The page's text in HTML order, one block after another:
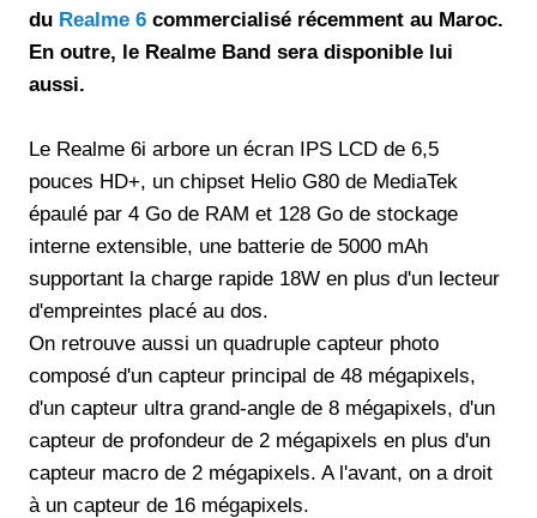
du Realme 6 commercialisé récemment au Maroc.
En outre, le Realme Band sera disponible lui
aussi.
Le Realme 6i arbore un écran IPS LCD de 6,5
pouces HD+, un chipset Helio G80 de MediaTek
épaulé par 4 Go de RAM et 128 Go de stockage
interne extensible, une batterie de 5000 mAh
supportant la charge rapide 18W en plus d'un lecteur
d'empreintes placé au dos.
On retrouve aussi un quadruple capteur photo
composé d'un capteur principal de 48 mégapixels,
d'un capteur ultra grand-angle de 8 mégapixels, d'un
capteur de profondeur de 2 mégapixels en plus d'un
capteur macro de 2 mégapixels. A l'avant, on a droit
à un capteur de 16 mégapixels.